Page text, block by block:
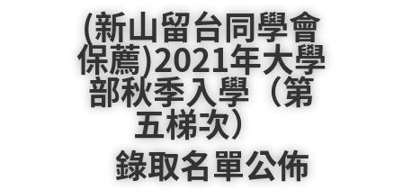
(新山留台同學會
保薦)2021年大學
部秋季入學（第
五梯次）
錄取名單公佈